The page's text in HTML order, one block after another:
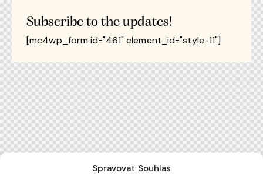
Spravovat Souhlas
Subscribe to the updates!
[mc4wp_form id="461" element_id="style-11"]